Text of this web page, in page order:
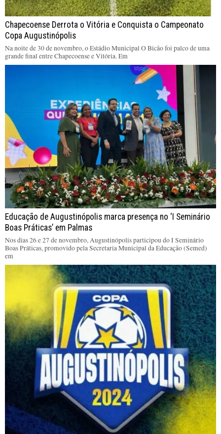
Chapecoense Derrota o Vitória e Conquista o Campeonato
Copa Augustinópolis
Na noite de 30 de novembro, o Estádio Municipal O Bicão foi palco de uma
grande final entre Chapecoense e Vitória. Em
Educação de Augustinópolis marca presença no ‘I Seminário
Boas Práticas’ em Palmas
Nos dias 26 e 27 de novembro, Augustinópolis participou do I Seminário
Boas Práticas, promovido pela Secretaria Municipal da Educação (Semed)
em